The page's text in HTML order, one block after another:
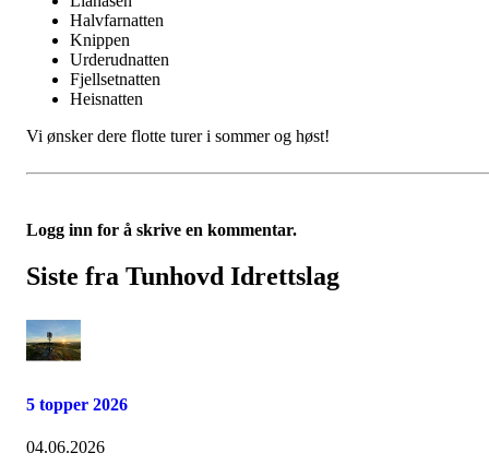
Halvfarnatten
Knippen
Urderudnatten
Fjellsetnatten
Heisnatten
Vi ønsker dere flotte turer i sommer og høst!
Logg inn for å skrive en kommentar.
Siste fra Tunhovd Idrettslag
5 topper 2026
04.06.2026